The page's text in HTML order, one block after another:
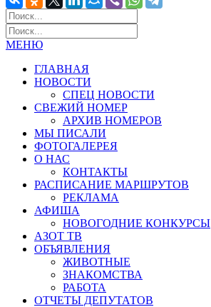
МЕНЮ
ГЛАВНАЯ
НОВОСТИ
СПЕЦ НОВОСТИ
СВЕЖИЙ НОМЕР
АРХИВ НОМЕРОВ
МЫ ПИСАЛИ
ФОТОГАЛЕРЕЯ
О НАС
КОНТАКТЫ
РАСПИСАНИЕ МАРШРУТОВ
РЕКЛАМА
АФИША
НОВОГОДНИЕ КОНКУРСЫ
АЗОТ ТВ
ОБЪЯВЛЕНИЯ
ЖИВОТНЫЕ
ЗНАКОМСТВА
РАБОТА
ОТЧЕТЫ ДЕПУТАТОВ